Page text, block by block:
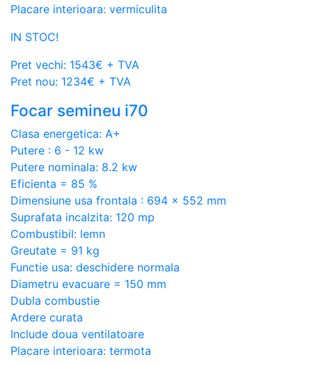
Placare interioara: vermiculita
IN STOC!
Pret vechi: 1543€ + TVA
Pret nou: 1234€ + TVA
Focar semineu i70
Clasa energetica: A+
Putere : 6 - 12 kw
Putere nominala: 8.2 kw
Eficienta = 85 %
Dimensiune usa frontala : 694 x 552 mm
Suprafata incalzita: 120 mp
Combustibil: lemn
Greutate = 91 kg
Functie usa: deschidere normala
Diametru evacuare = 150 mm
Dubla combustie
Ardere curata
Include doua ventilatoare
Placare interioara: termota